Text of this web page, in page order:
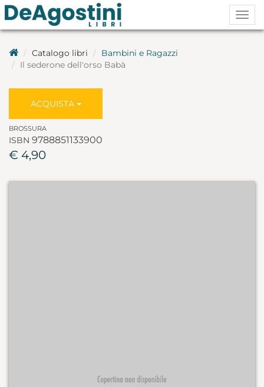
Catalogo libri
Bambini e Ragazzi
Il sederone dell'orso Babà
ACQUISTA
BROSSURA
ISBN 9788851133900
€ 4,90